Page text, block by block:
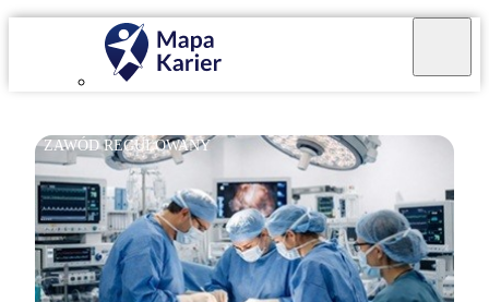
ZAWÓD REGULOWANY